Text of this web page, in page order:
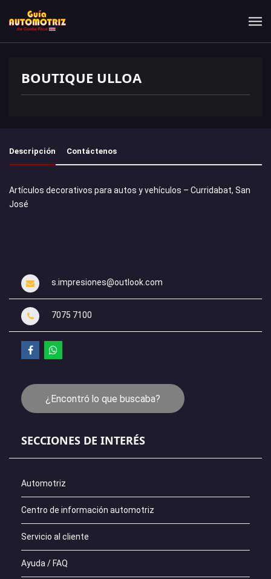
BOUTIQUE ULLOA
Descripción Contáctenos
Artículos decorativos para autos y vehículos – Curridabat, San
José
s.impresiones@outlook.com
7075 7100
¿Encontró lo que buscaba?
SECCIONES DE INTERÉS
Automotriz
Centro de información automotriz
Servicio al cliente
Ayuda / FAQ